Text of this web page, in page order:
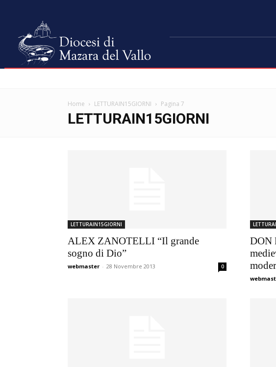
Home LETTURAIN15GIORNI Pagina 7
LETTURAIN15GIORNI
LETTURAIN15GIORNI
ALEX ZANOTELLI “Il grande
sogno di Dio”
webmaster - 28 Novembre 2013 0
DON